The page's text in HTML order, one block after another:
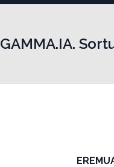
GAMMA.IA.